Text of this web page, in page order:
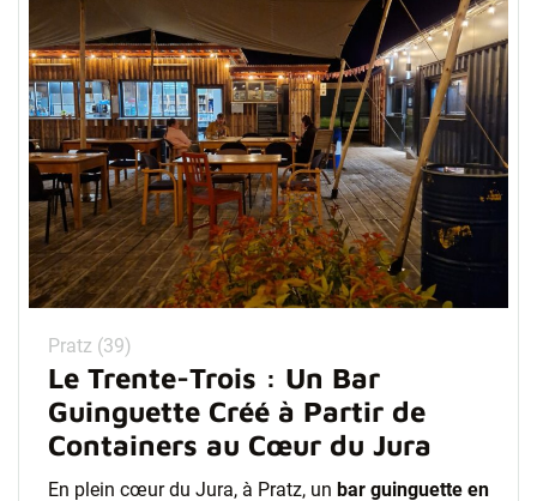
Pratz (39)
Le Trente-Trois : Un Bar
Guinguette Créé à Partir de
Containers au Cœur du Jura
En plein cœur du Jura, à Pratz, un bar guinguette en